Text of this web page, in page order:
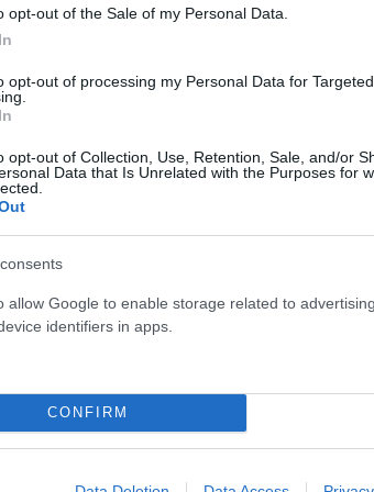
opt-out of the Sale of my Personal Data.
opt-out of processing my Personal Data for Targeted
opt-out of Collection, Use, Retention, Sale, and/or
Data that Is Unrelated with the Purposes for
allow Google to enable storage related to
identifiers in apps.
CONFIRM
η διαφωνία μας με το
το χαρακτήρα της εκλογικής
Νέας Αριστεράς ξεκαθάρισε πως
και Ελληνική Λύση, ΝΙΚΗ και
τη διαφωνία της
στην τριεδρική περιφέρεια